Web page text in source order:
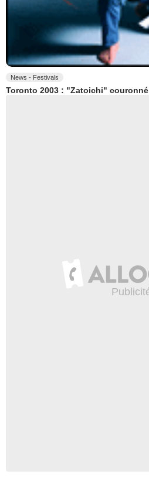
News - Festivals
Toronto 2003 : "Zatoichi" couronné